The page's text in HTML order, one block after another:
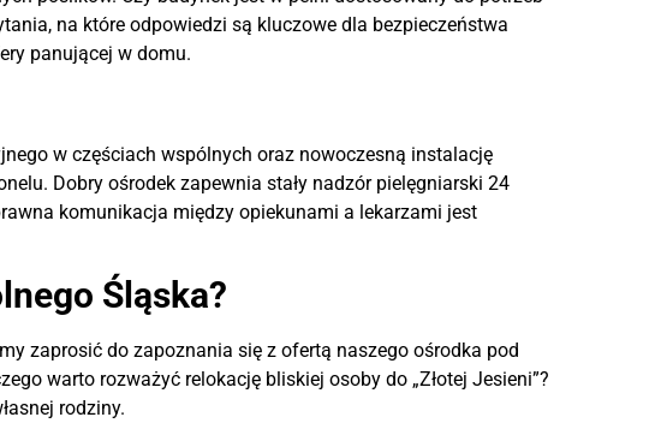
na które odpowiedzi są kluczowe dla bezpieczeństwa
panującej w domu.
w częściach wspólnych oraz nowoczesną instalację
Dobry ośrodek zapewnia stały nadzór pielęgniarski 24
komunikacja między opiekunami a lekarzami jest
Śląska?
zaprosić do zapoznania się z ofertą naszego ośrodka pod
warto rozważyć relokację bliskiej osoby do „Złotej Jesieni”?
rodziny.